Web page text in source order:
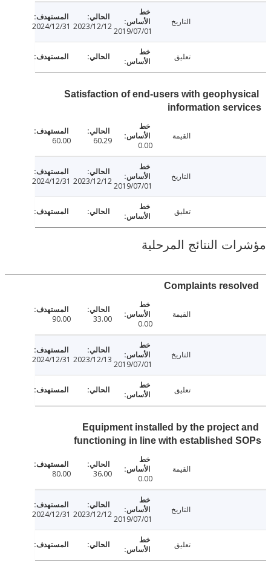
2019/07/01
2023/12/12
2024/12/31
Satisfaction of end-users with
information
60.29
60.00
2019/07/01
2023/12/12
2024/12/31
النتائج المرحلية
Complaints
33.00
90.00
2019/07/01
2023/12/13
2024/12/31
Equipment installed by the project
functioning in line with established
36.00
80.00
2019/07/01
2023/12/12
2024/12/31